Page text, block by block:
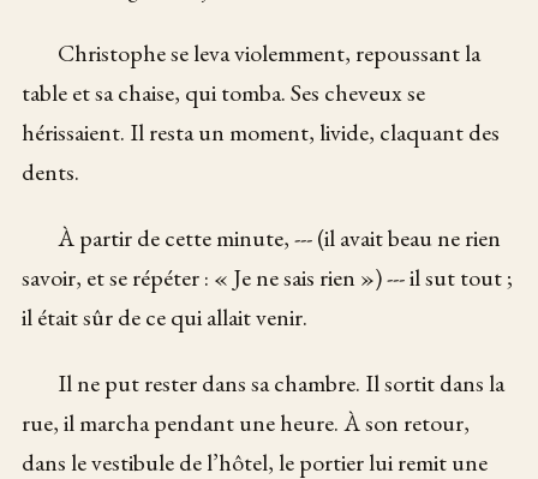
Christophe se leva violemment, repoussant la
table et sa chaise, qui tomba. Ses cheveux se
hérissaient. Il resta un moment, livide, claquant des
dents.
À partir de cette minute, --- (il avait beau ne rien
savoir, et se répéter : « Je ne sais rien ») --- il sut tout ;
il était sûr de ce qui allait venir.
Il ne put rester dans sa chambre. Il sortit dans la
rue, il marcha pendant une heure. À son retour,
dans le vestibule de l’hôtel, le portier lui remit une